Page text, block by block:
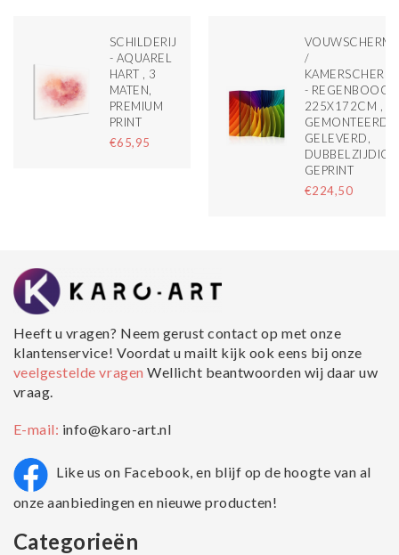
SCHILDERIJ
- AQUAREL
HART , 3
MATEN,
PREMIUM
PRINT
€65,95
VOUWSCHERM
/
KAMERSCHERM
- REGENBOOG
225X172CM ,
GEMONTEERD
GELEVERD,
DUBBELZIJDIG
GEPRINT
€224,50
Heeft u vragen? Neem gerust contact op met onze
klantenservice! Voordat u mailt kijk ook eens bij onze
veelgestelde vragenWellicht beantwoorden wij daar uw
vraag.
E-mail: info@karo-art.nl
Like us on Facebook, en blijf op de hoogte van al
onze aanbiedingen en nieuwe producten!
Categorieën